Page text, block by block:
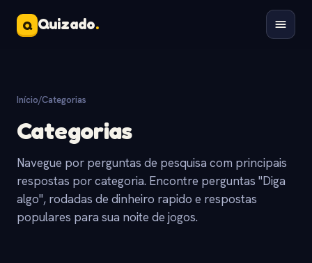
Q Quizado.
Início/Categorias
Categorias
Navegue por perguntas de pesquisa com principais
respostas por categoria. Encontre perguntas "Diga
algo", rodadas de dinheiro rapido e respostas
populares para sua noite de jogos.